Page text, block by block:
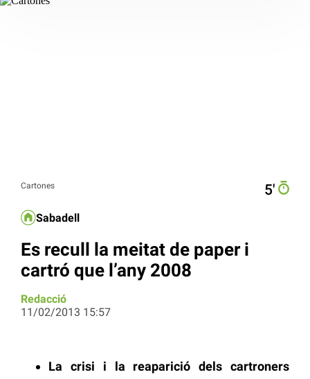
Cartones 5′
Sabadell
Es recull la meitat de paper i
cartró que l’any 2008
Redacció
11/02/2013 15:57
La crisi i la reaparició dels cartroners